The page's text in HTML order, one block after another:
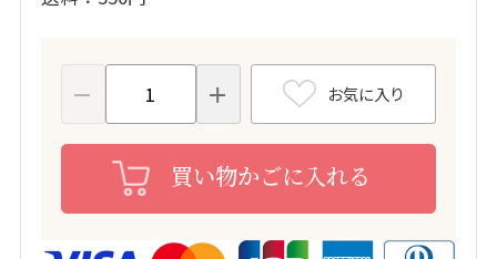
お気に入り
買い物かごに入れる